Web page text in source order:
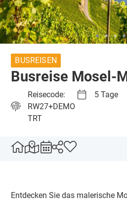
BUSREISEN
Busreise Mosel-
Reisecode:
RW27+DEMO
TRT
5 Tage
Entdecken Sie das malerische